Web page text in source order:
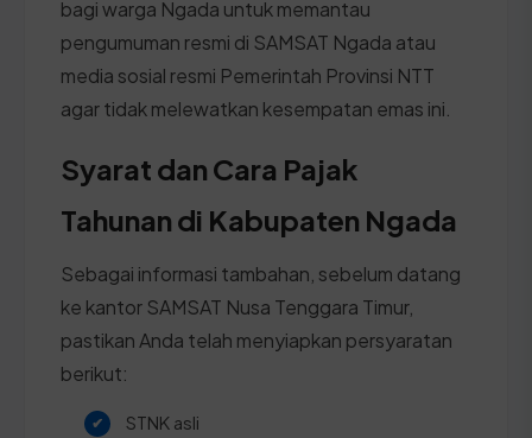
bagi warga Ngada untuk memantau
pengumuman resmi di SAMSAT Ngada atau
media sosial resmi Pemerintah Provinsi NTT
agar tidak melewatkan kesempatan emas ini.
Syarat dan Cara Pajak
Tahunan di Kabupaten Ngada
Sebagai informasi tambahan, sebelum datang
ke kantor SAMSAT Nusa Tenggara Timur,
pastikan Anda telah menyiapkan persyaratan
berikut:
STNK asli